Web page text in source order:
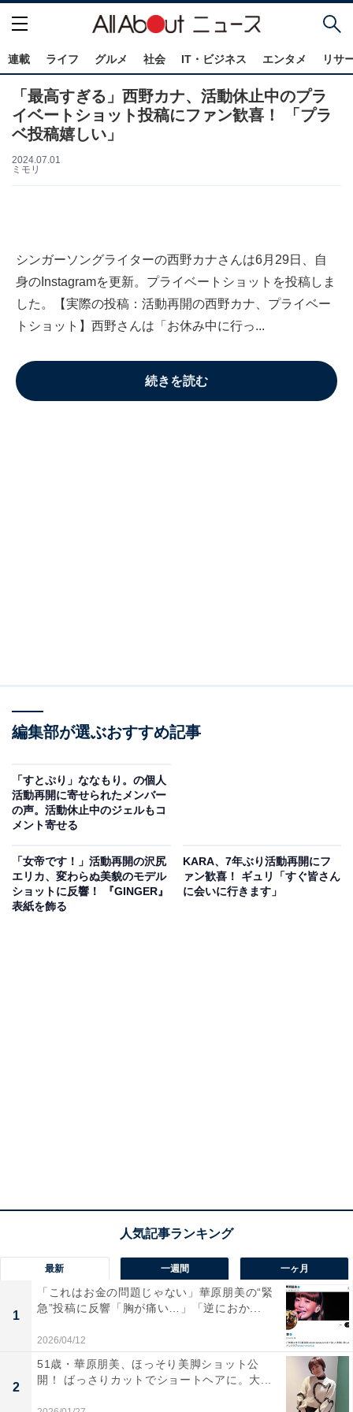
連載 ライフ グルメ 社会 IT・ビジネス エンタメ リサ
「最高すぎる」西野カナ、活動休止中のプラ
イベートショット投稿にファン歓喜！ 「プラ
ベ投稿嬉しい」
2024.07.01
ミモリ
シンガーソングライターの西野カナさんは6月29日、自
身のInstagramを更新。プライベートショットを投稿しま
した。【実際の投稿：活動再開の西野カナ、プライベー
トショット】西野さんは「お休み中に行っ...
続きを読む
編集部が選ぶおすすめ記事
「すとぷり」ななもり。の個人
活動再開に寄せられたメンバー
の声。活動休止中のジェルもコ
メント寄せる
「女帝です！」活動再開の沢尻
エリカ、変わらぬ美貌のモデル
ショットに反響！ 『GINGER』
表紙を飾る
KARA、7年ぶり活動再開にフ
ァン歓喜！ ギュリ「すぐ皆さん
に会いに行きます」
最新 一週間 一ヶ月
1
「これはお金の問題じゃない」華原朋美の“緊
急”投稿に反響「胸が痛い…」「逆におか...
2026/04/12
2
51歳・華原朋美、ほっそり美脚ショット公
開！ ばっさりカットでショートヘアに。大...